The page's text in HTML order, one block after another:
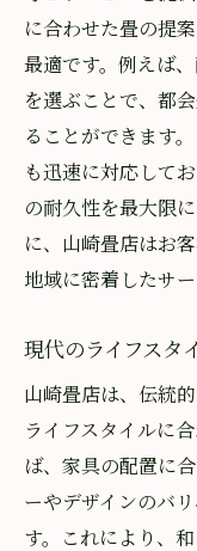
に合わせた畳の提
最適です。例えば
を選ぶことで、都
ることができます
も迅速に対応して
の耐久性を最大限
に、山崎畳店はお
地域に密着したサ
現代のライフスタ
山崎畳店は、伝統
ライフスタイルに
ば、家具の配置に
ーやデザインのバ
す。これにより、